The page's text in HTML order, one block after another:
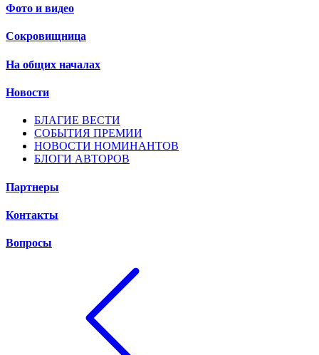
Фото и видео
Сокровищница
На общих началах
Новости
БЛАГИЕ ВЕСТИ
СОБЫТИЯ ПРЕМИИ
НОВОСТИ НОМИНАНТОВ
БЛОГИ АВТОРОВ
Партнеры
Контакты
Вопросы